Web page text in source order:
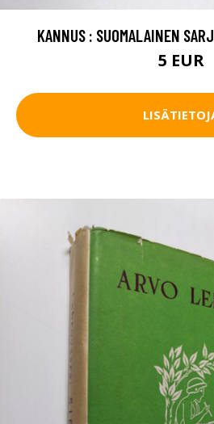
KANNUS : SUOMALAINEN
5 EUR